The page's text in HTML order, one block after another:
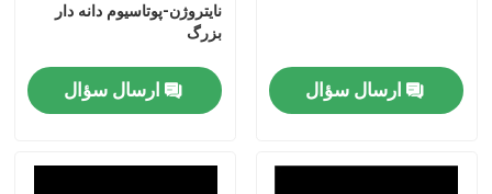
ارسال سؤال
نایتروژن-پوتاسیوم دانه دار
بزرگ
ارسال سؤال